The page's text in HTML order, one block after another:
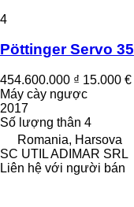
4
Pöttinger Servo 35
454.600.000 ₫ 15.000 €
Máy cày ngược
2017
Số lượng thân 4
Romania, Harsova
SC UTIL ADIMAR SRL
Liên hệ với người bán